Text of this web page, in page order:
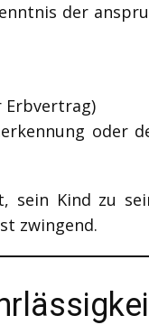
der
Erbvertrag)
oder
sein Kind zu
zwingend.